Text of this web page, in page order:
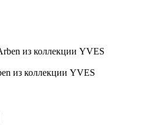
из коллекции YVES